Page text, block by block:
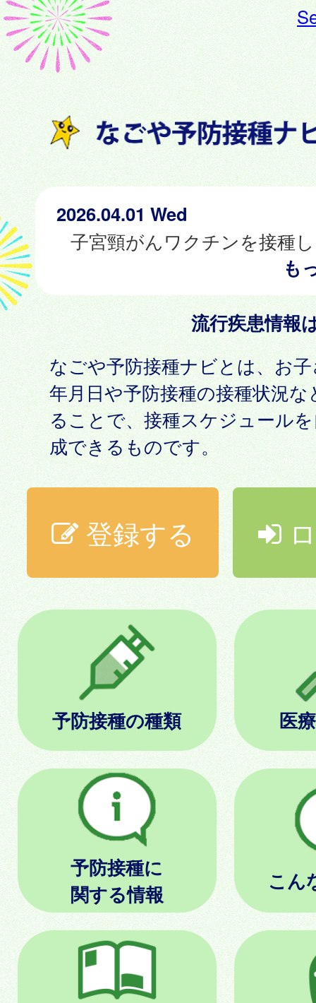
2026.04.01 Wed
も
流行疾患情報
なごや予防接種ナビとは、お
年月日や予防接種の接種状況な
ることで、接種スケジュール
成できるものです。
登録する
予防接種の種類 医
予防接種に
関する情報
こん